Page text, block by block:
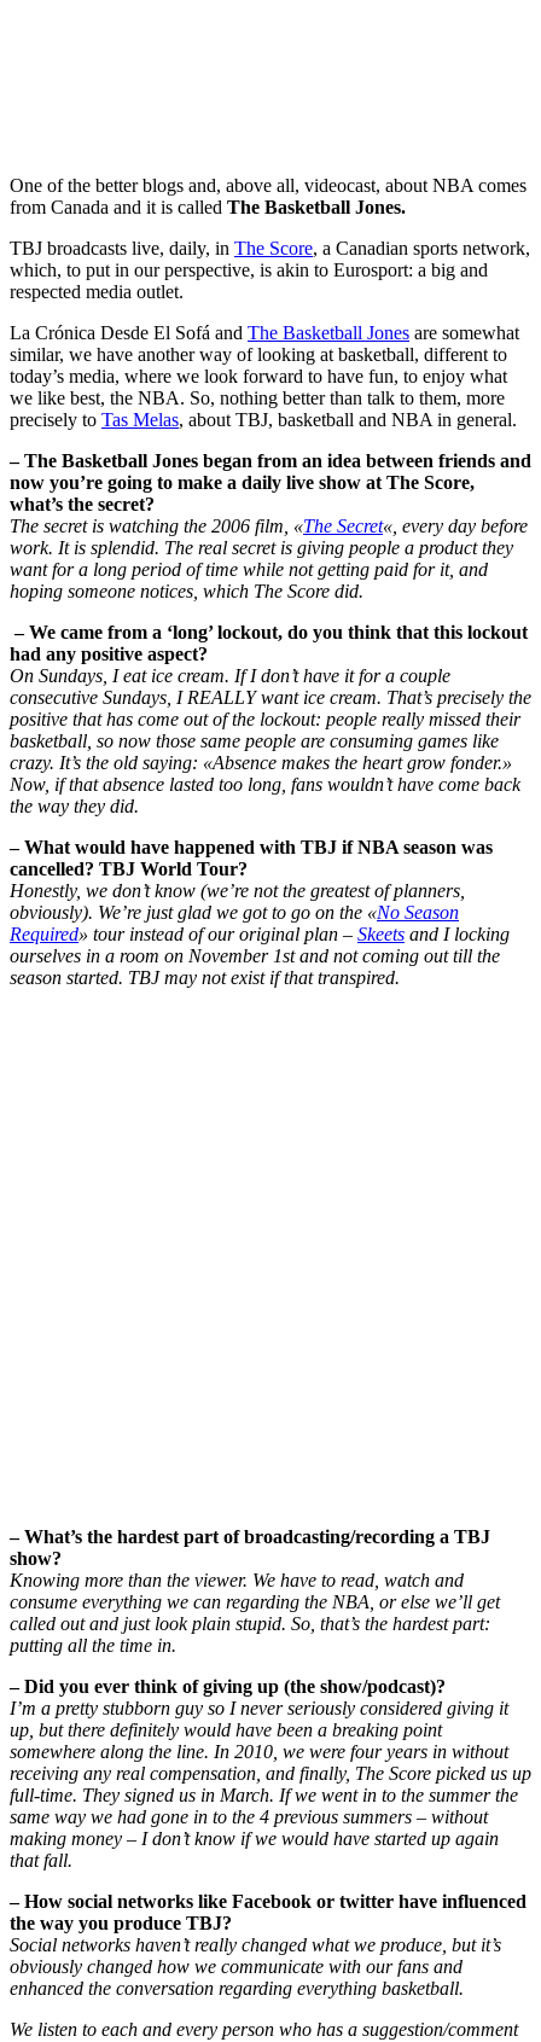
One of the better blogs and, above all, videocast, about NBA comes
from Canada and it is called The Basketball Jones.
TBJ broadcasts live, daily, in The Score, a Canadian sports network,
which, to put in our perspective, is akin to Eurosport: a big and
respected media outlet.
La Crónica Desde El Sofá and The Basketball Jones are somewhat
similar, we have another way of looking at basketball, different to
today’s media, where we look forward to have fun, to enjoy what
we like best, the NBA. So, nothing better than talk to them, more
precisely to Tas Melas, about TBJ, basketball and NBA in general.
– The Basketball Jones began from an idea between friends and
now you’re going to make a daily live show at The Score,
what’s the secret?
The secret is watching the 2006 film, «The Secret«, every day before
work. It is splendid. The real secret is giving people a product they
want for a long period of time while not getting paid for it, and
hoping someone notices, which The Score did.
– We came from a ‘long’ lockout, do you think that this lockout
had any positive aspect?
On Sundays, I eat ice cream. If I don’t have it for a couple
consecutive Sundays, I REALLY want ice cream. That’s precisely the
positive that has come out of the lockout: people really missed their
basketball, so now those same people are consuming games like
crazy. It’s the old saying: «Absence makes the heart grow fonder.»
Now, if that absence lasted too long, fans wouldn’t have come back
the way they did.
– What would have happened with TBJ if NBA season was
cancelled? TBJ World Tour?
Honestly, we don’t know (we’re not the greatest of planners,
obviously). We’re just glad we got to go on the «No Season
Required» tour instead of our original plan – Skeets and I locking
ourselves in a room on November 1st and not coming out till the
season started. TBJ may not exist if that transpired.
– What’s the hardest part of broadcasting/recording a TBJ
show?
Knowing more than the viewer. We have to read, watch and
consume everything we can regarding the NBA, or else we’ll get
called out and just look plain stupid. So, that’s the hardest part:
putting all the time in.
– Did you ever think of giving up (the show/podcast)?
I’m a pretty stubborn guy so I never seriously considered giving it
up, but there definitely would have been a breaking point
somewhere along the line. In 2010, we were four years in without
receiving any real compensation, and finally, The Score picked us up
full-time. They signed us in March. If we went in to the summer the
same way we had gone in to the 4 previous summers – without
making money – I don’t know if we would have started up again
that fall.
– How social networks like Facebook or twitter have influenced
the way you produce TBJ?
Social networks haven’t really changed what we produce, but it’s
obviously changed how we communicate with our fans and
enhanced the conversation regarding everything basketball.
We listen to each and every person who has a suggestion/comment